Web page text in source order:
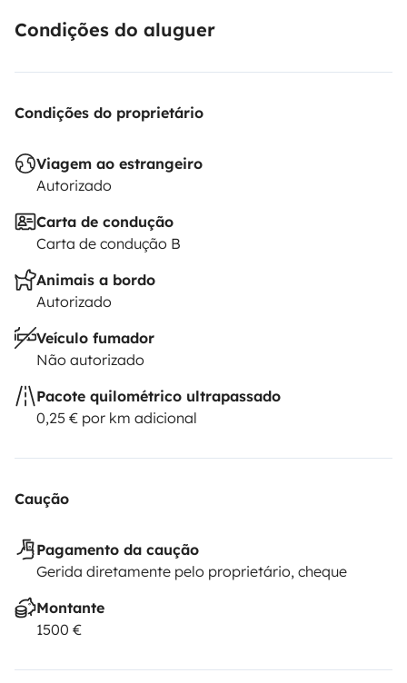
Condições do aluguer
Condições do proprietário
Viagem ao estrangeiro
Autorizado
Carta de condução
Carta de condução B
Animais a bordo
Autorizado
Veículo fumador
Não autorizado
Pacote quilométrico ultrapassado
0,25 € por km adicional
Caução
Pagamento da caução
Gerida diretamente pelo proprietário, cheque
Montante
1500 €